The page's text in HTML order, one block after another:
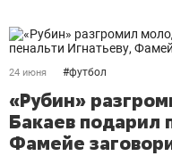
24 июня #футбол
«Рубин»
Бакаев подарил
Фамейе